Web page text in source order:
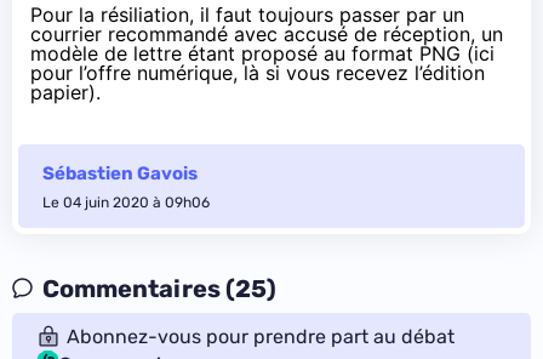
Pour la résiliation, il faut toujours passer par un
courrier recommandé avec accusé de réception, un
modèle de lettre étant proposé au format PNG (ici
pour l’offre numérique,là si vous recevez l’édition
papier).
Sébastien Gavois
Le 04 juin 2020 à 09h06
Commentaires (25)
Abonnez-vous pour prendre part au débat